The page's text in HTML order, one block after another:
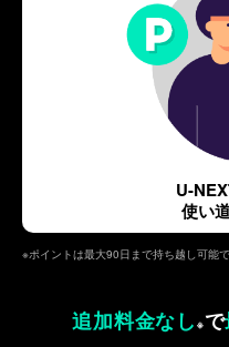
U-
使い
※ポイントは最大90日まで持ち越し可能で
追加料金なし ※で